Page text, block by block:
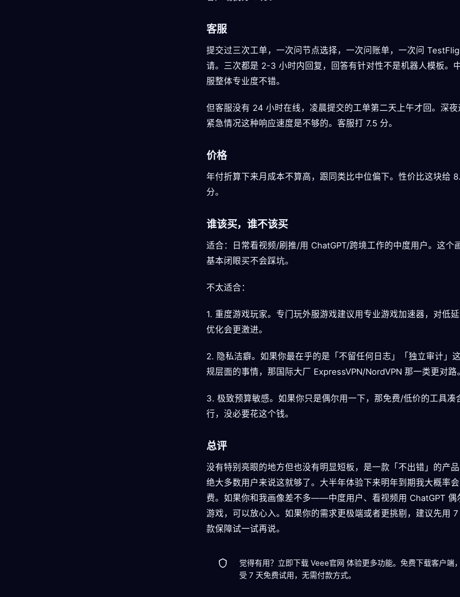
客服
提交过三次工单，一次问节点选择，一次问账单，一次问
请。三次都是 2-3 小时内回复，回答有针对性不是机器人模板。
服整体专业度不错。
但客服没有 24 小时在线，凌晨提交的工单第二天上午才回。深夜
紧急情况这种响应速度是不够的。客服打 7.5 分。
价格
年付折算下来月成本不算高，跟同类比中位偏下。性价比这块给
分。
谁该买，谁不该买
适合：日常看视频/刷推/用 ChatGPT/跨境工作的中度用户。这个
基本闭眼买不会踩坑。
不太适合：
1. 重度游戏玩家。专门玩外服游戏建议用专业游戏加速器，对低
优化会更激进。
2. 隐私洁癖。如果你最在乎的是「不留任何日志」「独立审计」
规层面的事情，那国际大厂 ExpressVPN/NordVPN 那一类更对路。
3. 极致预算敏感。如果你只是偶尔用一下，那免费/低价的工具凑
行，没必要花这个钱。
总评
没有特别亮眼的地方但也没有明显短板，是一款「不出错」的产
绝大多数用户来说这就够了。大半年体验下来明年到期我大概率
费。如果你和我画像差不多——中度用户、看视频用 ChatGPT 偶
游戏，可以放心入。如果你的需求更极端或者更挑剔，建议先用 7
款保障试一试再说。
觉得有用？立即下载 Veee官网 体验更多功能。 免费下载客户端
受 7 天免费试用，无需付款方式。